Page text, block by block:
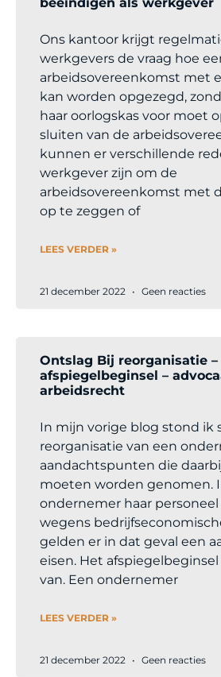
Ons kantoor krijgt
werkgevers de vraag hoe
arbeidsovereenkomst met
kan worden opgezegd,
haar oorlogskas voor moet
sluiten van de
kunnen er verschillende
werkgever zijn om de
arbeidsovereenkomst met
op te zeggen of
LEES VERDER »
21 december 2022 Geen reacties
Ontslag Bij reorganisatie –
afspiegelbeginsel –
arbeidsrecht
In mijn vorige blog stond ik
reorganisatie van een
aandachtspunten die
moeten worden genomen.
ondernemer haar
wegens
gelden er in dat geval een
eisen. Het afspiegelbeginsel
van. Een ondernemer
LEES VERDER »
21 december 2022 Geen reacties